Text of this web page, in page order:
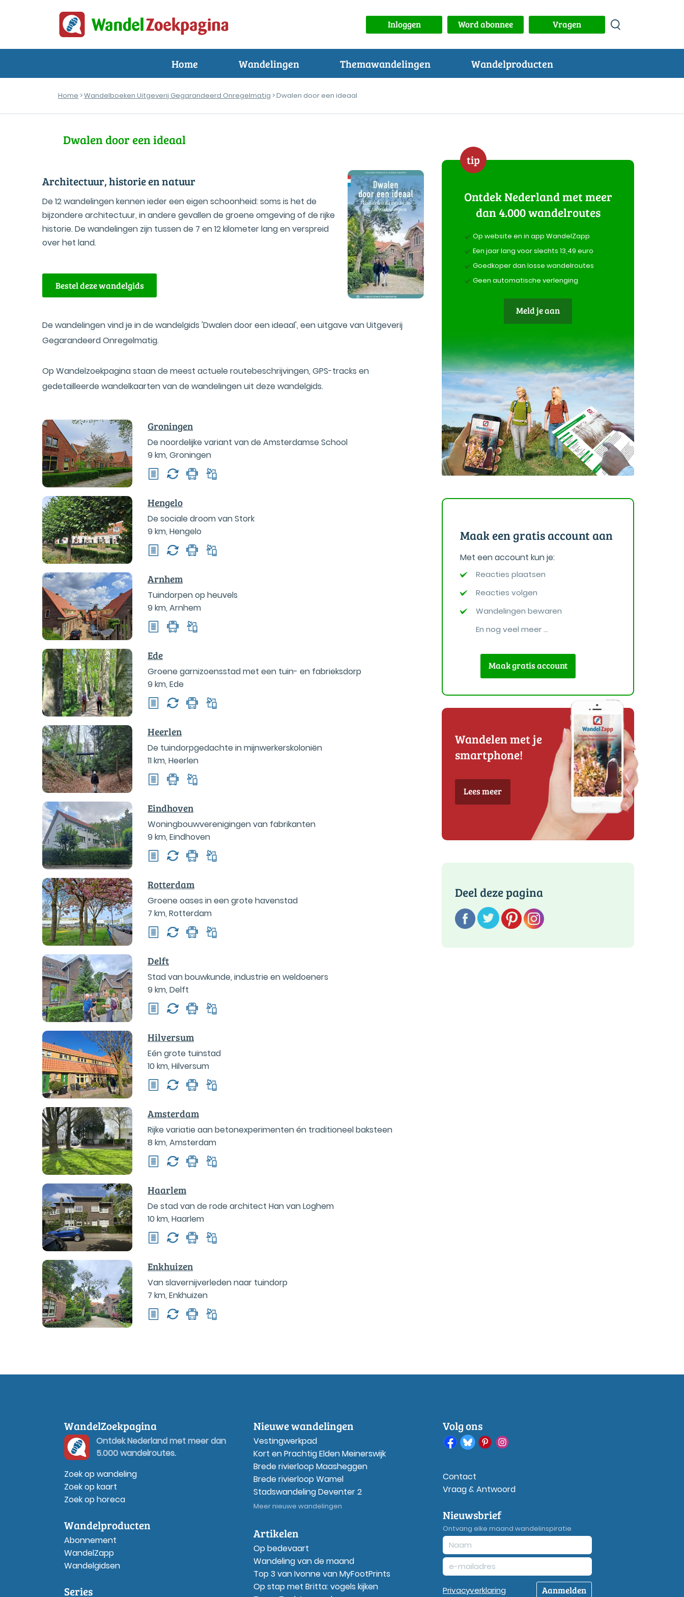
Inloggen Word abonnee Vragen
Home Wandelingen Themawandelingen Wandelproducten
Home >Wandelboeken Uitgeverij Gegarandeerd Onregelmatig > Dwalen door een ideaal
Dwalen door een ideaal
Architectuur, historie en natuur
De 12 wandelingen kennen ieder een eigen schoonheid: soms is het de
bijzondere architectuur, in andere gevallen de groene omgeving of de rijke
historie. De wandelingen zijn tussen de 7 en 12 kilometer lang en verspreid
over het land.
Bestel deze wandelgids
De wandelingen vind je in de wandelgids 'Dwalen door een ideaal', een uitgave van Uitgeverij
Gegarandeerd Onregelmatig.
Op Wandelzoekpagina staan de meest actuele routebeschrijvingen, GPS-tracks en
gedetailleerde wandelkaarten van de wandelingen uit deze wandelgids.
Groningen
De noordelijke variant van de Amsterdamse School
9 km, Groningen
Hengelo
De sociale droom van Stork
9 km, Hengelo
Arnhem
Tuindorpen op heuvels
9 km, Arnhem
Ede
Groene garnizoensstad met een tuin- en fabrieksdorp
9 km, Ede
Heerlen
De tuindorpgedachte in mijnwerkerskoloniën
11 km, Heerlen
Eindhoven
Woningbouwverenigingen van fabrikanten
9 km, Eindhoven
Rotterdam
Groene oases in een grote havenstad
7 km, Rotterdam
Delft
Stad van bouwkunde, industrie en weldoeners
9 km, Delft
Hilversum
Eén grote tuinstad
10 km, Hilversum
Amsterdam
Rijke variatie aan betonexperimenten én traditioneel baksteen
8 km, Amsterdam
Haarlem
De stad van de rode architect Han van Loghem
10 km, Haarlem
Enkhuizen
Van slavernijverleden naar tuindorp
7 km, Enkhuizen
tip
Ontdek Nederland met meer
dan 4.000 wandelroutes
Op website en in app WandelZapp
Een jaar lang voor slechts 13,49 euro
Goedkoper dan losse wandelroutes
Geen automatische verlenging
Meld je aan
Maak een gratis account aan
Met een account kun je:
Reacties plaatsen
Reacties volgen
Wandelingen bewaren
En nog veel meer ...
Maak gratis account
Wandelen met je
smartphone!
Lees meer
Deel deze pagina
WandelZoekpagina
Ontdek Nederland met meer dan
5.000 wandelroutes.
Zoek op wandeling
Zoek op kaart
Zoek op horeca
Wandelproducten
Abonnement
WandelZapp
Wandelgidsen
Series
Nieuwe wandelingen
Vestingwerkpad
Kort en Prachtig Elden Meinerswijk
Brede rivierloop Maasheggen
Brede rivierloop Wamel
Stadswandeling Deventer 2
Meer nieuwe wandelingen
Artikelen
Op bedevaart
Wandeling van de maand
Top 3 van Ivonne van MyFootPrints
Op stap met Britta: vogels kijken
Volg ons
Contact
Vraag & Antwoord
Nieuwsbrief
Ontvang elke maand wandelinspiratie
Privacyverklaring Aanmelden